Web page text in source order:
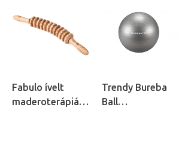
Fabulo ívelt
maderoterápiás
Trendy Bureba
Ball